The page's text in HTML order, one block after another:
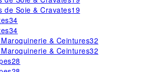
de Soie & Cravates19
34
34
& Ceintures32
& Ceintures32
28